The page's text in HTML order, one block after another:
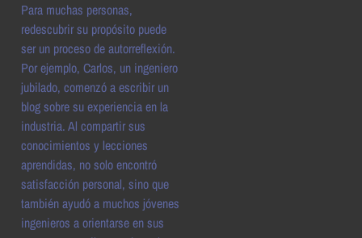
Para muchas personas,
redescubrir su propósito puede
ser un proceso de autorreflexión.
Por ejemplo, Carlos, un ingeniero
jubilado, comenzó a escribir un
blog sobre su experiencia en la
industria. Al compartir sus
conocimientos y lecciones
aprendidas, no solo encontró
satisfacción personal, sino que
también ayudó a muchos jóvenes
ingenieros a orientarse en sus